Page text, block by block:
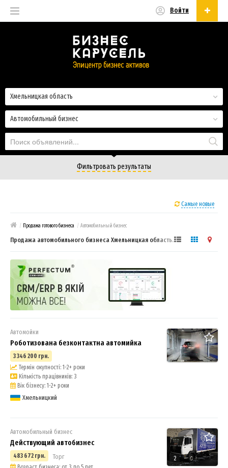
Войти
Автомобильный бизнес
Хмельницкая область
Фильтровать результаты
Самые новые
/ Продажа готового бизнеса / Автомобильный бизнес
Продажа автомобильного бизнеса Хмельницкая область. Купить или
Автомойки
Роботизована безконтактна автомийка
3 346 200 грн.
Термін окупності: 1-2+ роки
Кількість працівників: 3
Вік бізнесу: 1-2+ роки
Хмельницкий
2
Автомобильный бизнес
Действующий автобизнес
483 672 грн. Торг